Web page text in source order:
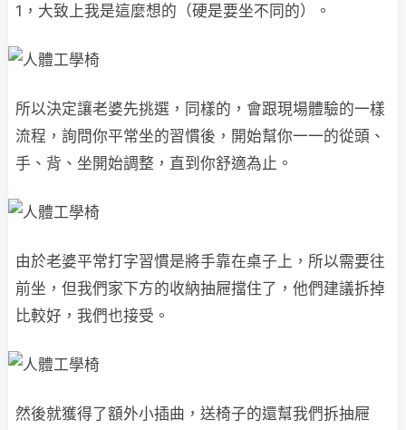
1，大致上我是這麼想的（硬是要坐不同的）。
所以決定讓老婆先挑選，同樣的，會跟現場體驗的一樣
流程，詢問你平常坐的習慣後，開始幫你一一的從頭、
手、背、坐開始調整，直到你舒適為止。
由於老婆平常打字習慣是將手靠在桌子上，所以需要往
前坐，但我們家下方的收納抽屜擋住了，他們建議拆掉
比較好，我們也接受。
然後就獲得了額外小插曲，送椅子的還幫我們拆抽屜